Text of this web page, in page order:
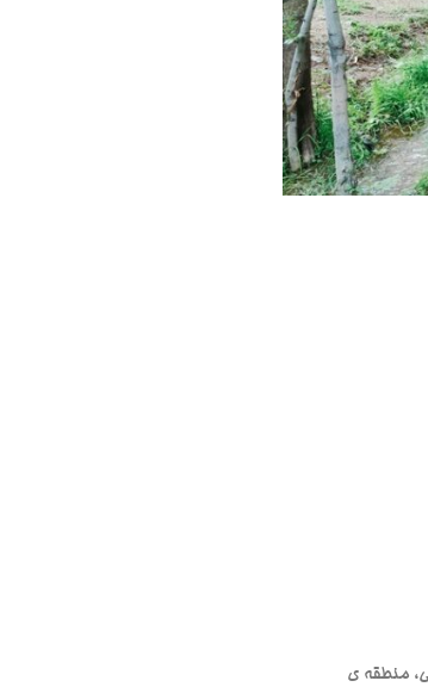
منطقه ی